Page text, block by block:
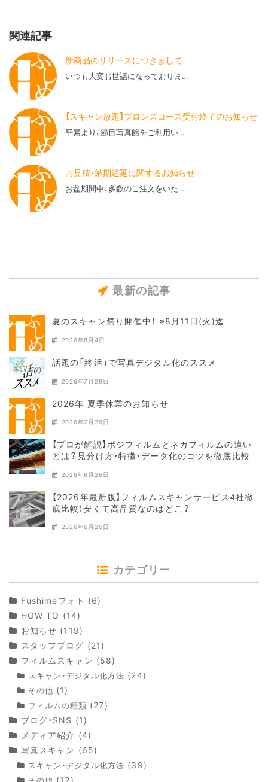
関連記事
新商品のリリースにつきまして
いつも大変お世話になっておりま…
【スキャン放題】ブロンズコース受付終了のお知らせ
平素より、節目写真館をご利用い…
お見積・納期遅延に関するお知らせ
お盆期間中、多数のご注文をいた…
最新の記事
夏のスキャン祭り開催中！ ※8月11日(火)迄
2026年8月4日
話題の「終活」で写真デジタル化のススメ
2026年7月29日
2026年 夏季休業のお知らせ
2026年7月29日
【プロが解説】ポジフィルムとネガフィルムの違い
とは？見分け方・特徴・データ化のコツを徹底比較
2026年6月26日
【2026年最新版】フィルムスキャンサービス4社徹
底比較！安くて高品質なのはどこ？
2026年6月26日
カテゴリー
Fushimeフォト (6)
HOW TO (14)
お知らせ (119)
スタッフブログ (21)
フィルムスキャン (58)
スキャン・デジタル化方法 (24)
その他 (1)
フィルムの種類 (27)
ブログ・SNS (1)
メディア紹介 (4)
写真スキャン (65)
スキャン・デジタル化方法 (39)